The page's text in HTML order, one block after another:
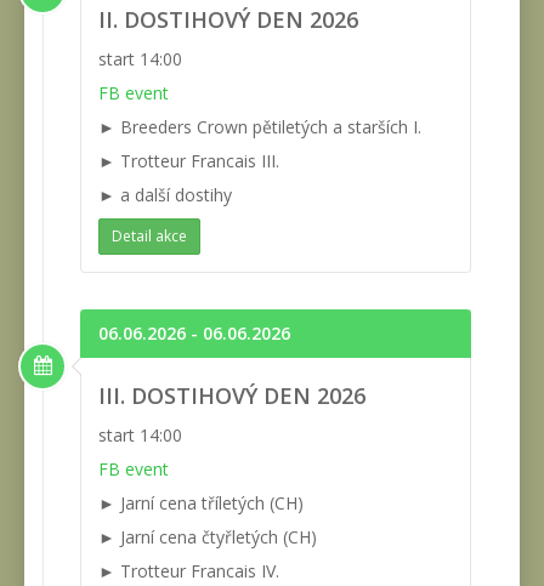
II. DOSTIHOVÝ DEN 2026
start 14:00
FB event
► Breeders Crown pětiletých a starších I.
► Trotteur Francais III.
► a další dostihy
Detail akce
06.06.2026 - 06.06.2026
III. DOSTIHOVÝ DEN 2026
start 14:00
FB event
► Jarní cena tříletých (CH)
► Jarní cena čtyřletých (CH)
► Trotteur Francais IV.